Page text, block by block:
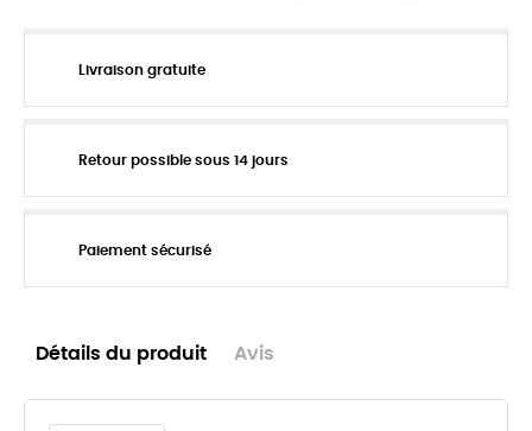
Livraison gratuite
Retour possible sous 14 jours
Paiement sécurisé
Détails du produit Avis